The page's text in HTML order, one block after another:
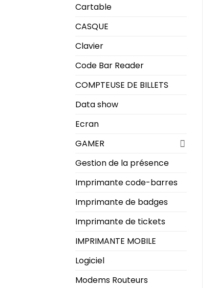
Cartable
CASQUE
Clavier
Code Bar Reader
COMPTEUSE DE BILLETS
Data show
Ecran
GAMER
Gestion de la présence
Imprimante code-barres
Imprimante de badges
Imprimante de tickets
IMPRIMANTE MOBILE
Logiciel
Modems Routeurs